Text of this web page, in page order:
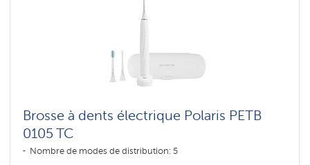
Brosse à dents électrique Polaris PETB
0105 TC
Nombre de modes de distribution: 5